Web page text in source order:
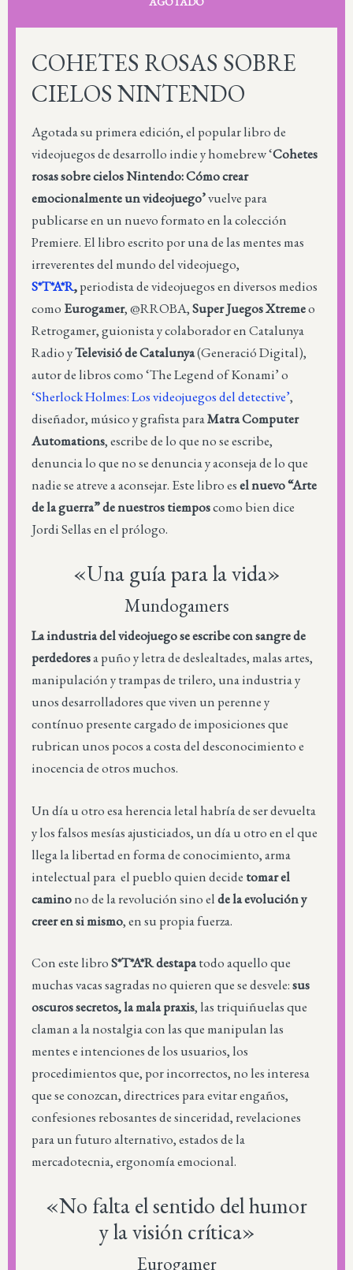
COHETES ROSAS SOBRE
CIELOS NINTENDO
Agotada su primera edición, el popular libro de
videojuegos de desarrollo indie y homebrew ‘Cohetes
rosas sobre cielos Nintendo: Cómo crear
emocionalmente un videojuego’vuelve para
publicarse en un nuevo formato en la colección
Premiere. El libro escrito por una de las mentes mas
irreverentes del mundo del videojuego,
S*T*A*R,periodista de videojuegos en diversos medios
como Eurogamer, @RROBA,Super Juegos Xtremeo
Retrogamer, guionista y colaborador en Catalunya
Radio yTelevisió de Catalunya(Generació Digital),
autor de libros como ‘The Legend of Konami’ o
‘Sherlock Holmes: Los videojuegos del detective’,
diseñador, músico y grafista paraMatra Computer
Automations, escribe de lo que no se escribe,
denuncia lo que no se denuncia y aconseja de lo que
nadie se atreve a aconsejar. Este libro esel nuevo “Arte
de la guerra” de nuestros tiemposcomo bien dice
Jordi Sellas en el prólogo.
«Una guía para la vida»
Mundogamers
La industria del videojuego se escribe con sangre de
perdedoresa puño y letra de deslealtades, malas artes,
manipulación y trampas de trilero, una industria y
unos desarrolladores que viven un perenne y
contínuo presente cargado de imposiciones que
rubrican unos pocos a costa del desconocimiento e
inocencia de otros muchos.
Un día u otro esa herencia letal habría de ser devuelta
y los falsos mesías ajusticiados, un día u otro en el que
llega la libertad en forma de conocimiento, arma
intelectual para el pueblo quien decide tomar el
caminono de la revolución sino elde la evolución y
creer en si mismo, en su propia fuerza.
Con este libroS*T*A*R destapatodo aquello que
muchas vacas sagradas no quieren que se desvele:sus
oscuros secretos, la mala praxis, las triquiñuelas que
claman a la nostalgia con las que manipulan las
mentes e intenciones de los usuarios, los
procedimientos que, por incorrectos, no les interesa
que se conozcan, directrices para evitar engaños,
confesiones rebosantes de sinceridad, revelaciones
para un futuro alternativo, estados de la
mercadotecnia, ergonomía emocional.
«No falta el sentido del humor
y la visión crítica»
Eurogamer